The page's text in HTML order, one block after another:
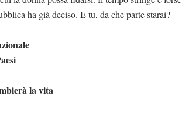
ha già deciso. E tu, da che parte starai?
la vita